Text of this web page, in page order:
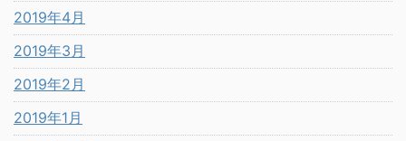
2019年4月
2019年3月
2019年2月
2019年1月